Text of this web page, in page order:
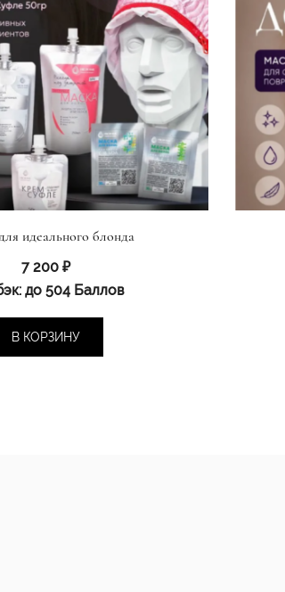
идеального блонда
7 200 ₽
до 504 Баллов
В КОРЗИНУ